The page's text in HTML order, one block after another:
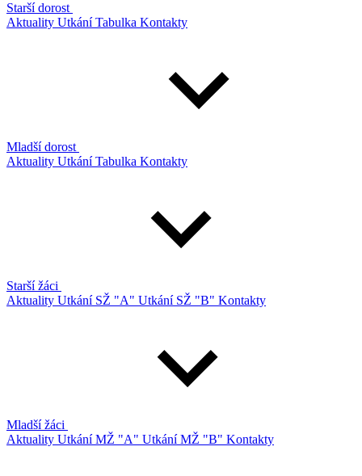
Starší dorost
Aktuality UtkáníTabulka Kontakty
Mladší dorost
Aktuality UtkáníTabulka Kontakty
Starší žáci
Aktuality Utkání SŽ "A" Utkání SŽ "B" Kontakty
Mladší žáci
Aktuality Utkání MŽ "A" Utkání MŽ "B" Kontakty